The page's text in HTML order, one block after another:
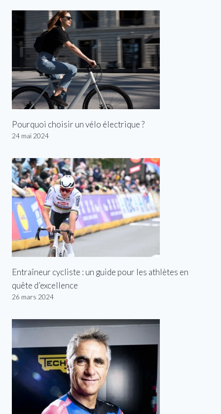
Pourquoi choisir un vélo électrique ?
24 mai 2024
Entraîneur cycliste : un guide pour les athlètes en
quête d’excellence
26 mars 2024